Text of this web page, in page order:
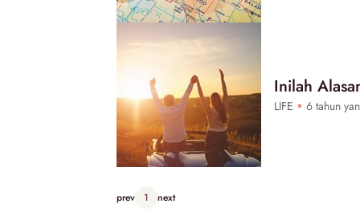
Inilah
LIFE 6 tahun
prev 1 next